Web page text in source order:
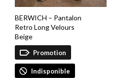
BERWICH – Pantalon
Retro Long Velours
Beige
Promotion
Indisponible